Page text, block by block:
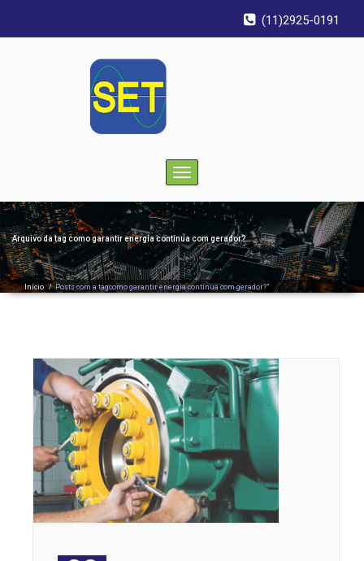
(11)2925-0191
Toggle
navigation
Arquivo da tagcomo garantir energia contínua com gerador?
Início /Posts com a tagcomo garantir energia contínua com gerador?"